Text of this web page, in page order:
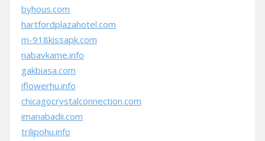
byhous.com
hartfordplazahotel.com
m-918kissapk.com
nabavkame.info
gakbiasa.com
iflowerhu.info
chicagocrystalconnection.com
imanabadii.com
trilipohu.info